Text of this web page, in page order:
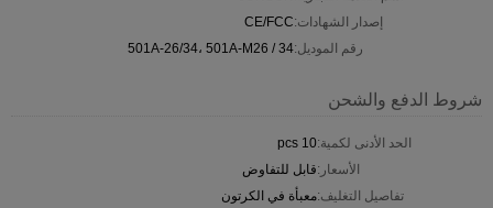
إصدار الشهادات:CE/FCC
رقم الموديل:501A-26/34، 501A-M26 / 34
شروط الدفع والشحن
الحد الأدنى لكمية:10 pcs
الأسعار:قابل للتفاوض
تفاصيل التغليف:معبأة في الكرتون